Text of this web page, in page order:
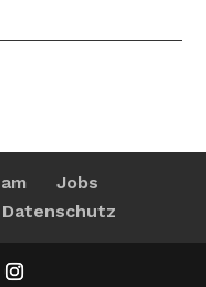
Jobs
Datenschutz